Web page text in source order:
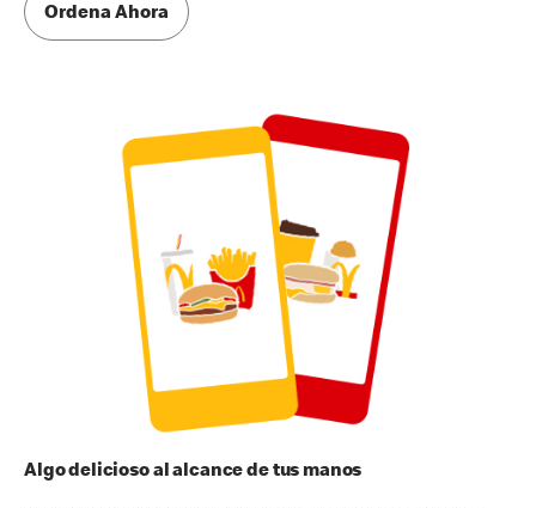
Ordena Ahora
Algo delicioso al alcance de tus manos